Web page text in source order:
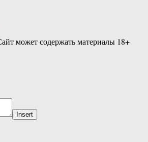
может содержать материалы 18+
Insert